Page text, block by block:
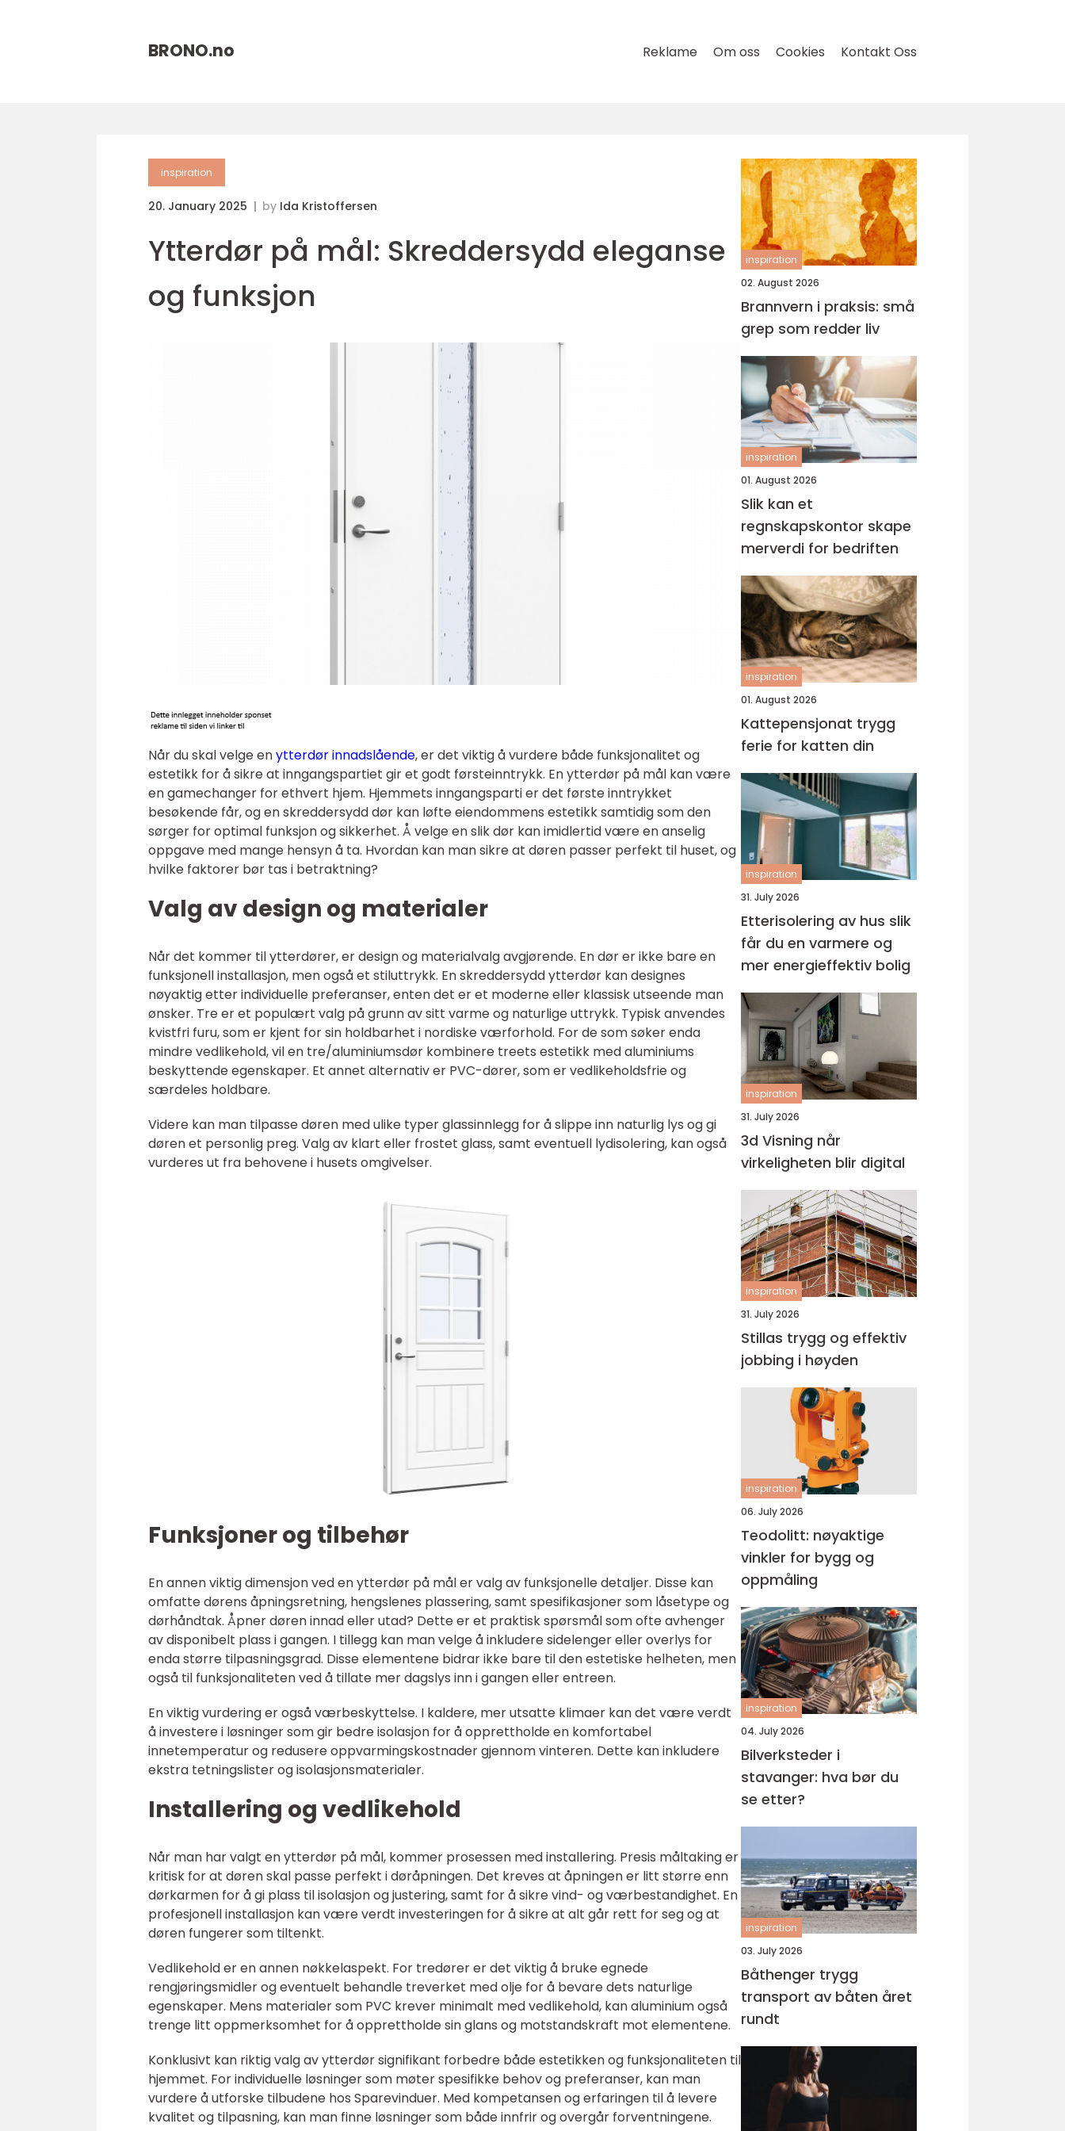
BRONO.no Reklame Om oss Cookies Kontakt Oss
inspiration
20. January 2025 by Ida Kristoffersen
Ytterdør på mål: Skreddersydd eleganse
og funksjon
Når du skal velge enytterdør innadslående, er det viktig å vurdere både funksjonalitet og
estetikk for å sikre at inngangspartiet gir et godt førsteinntrykk. En ytterdør på mål kan være
en gamechanger for ethvert hjem. Hjemmets inngangsparti er det første inntrykket
besøkende får, og en skreddersydd dør kan løfte eiendommens estetikk samtidig som den
sørger for optimal funksjon og sikkerhet. Å velge en slik dør kan imidlertid være en anselig
oppgave med mange hensyn å ta. Hvordan kan man sikre at døren passer perfekt til huset, og
hvilke faktorer bør tas i betraktning?
Valg av design og materialer
Når det kommer til ytterdører, er design og materialvalg avgjørende. En dør er ikke bare en
funksjonell installasjon, men også et stiluttrykk. En skreddersydd ytterdør kan designes
nøyaktig etter individuelle preferanser, enten det er et moderne eller klassisk utseende man
ønsker. Tre er et populært valg på grunn av sitt varme og naturlige uttrykk. Typisk anvendes
kvistfri furu, som er kjent for sin holdbarhet i nordiske værforhold. For de som søker enda
mindre vedlikehold, vil en tre/aluminiumsdør kombinere treets estetikk med aluminiums
beskyttende egenskaper. Et annet alternativ er PVC-dører, som er vedlikeholdsfrie og
særdeles holdbare.
Videre kan man tilpasse døren med ulike typer glassinnlegg for å slippe inn naturlig lys og gi
døren et personlig preg. Valg av klart eller frostet glass, samt eventuell lydisolering, kan også
vurderes ut fra behovene i husets omgivelser.
Funksjoner og tilbehør
En annen viktig dimensjon ved en ytterdør på mål er valg av funksjonelle detaljer. Disse kan
omfatte dørens åpningsretning, hengslenes plassering, samt spesifikasjoner som låsetype og
dørhåndtak. Åpner døren innad eller utad? Dette er et praktisk spørsmål som ofte avhenger
av disponibelt plass i gangen. I tillegg kan man velge å inkludere sidelenger eller overlys for
enda større tilpasningsgrad. Disse elementene bidrar ikke bare til den estetiske helheten, men
også til funksjonaliteten ved å tillate mer dagslys inn i gangen eller entreen.
En viktig vurdering er også værbeskyttelse. I kaldere, mer utsatte klimaer kan det være verdt
å investere i løsninger som gir bedre isolasjon for å opprettholde en komfortabel
innetemperatur og redusere oppvarmingskostnader gjennom vinteren. Dette kan inkludere
ekstra tetningslister og isolasjonsmaterialer.
Installering og vedlikehold
Når man har valgt en ytterdør på mål, kommer prosessen med installering. Presis måltaking er
kritisk for at døren skal passe perfekt i døråpningen. Det kreves at åpningen er litt større enn
dørkarmen for å gi plass til isolasjon og justering, samt for å sikre vind- og værbestandighet. En
profesjonell installasjon kan være verdt investeringen for å sikre at alt går rett for seg og at
døren fungerer som tiltenkt.
Vedlikehold er en annen nøkkelaspekt. For tredører er det viktig å bruke egnede
rengjøringsmidler og eventuelt behandle treverket med olje for å bevare dets naturlige
egenskaper. Mens materialer som PVC krever minimalt med vedlikehold, kan aluminium også
trenge litt oppmerksomhet for å opprettholde sin glans og motstandskraft mot elementene.
Konklusivt kan riktig valg av ytterdør signifikant forbedre både estetikken og funksjonaliteten til
hjemmet. For individuelle løsninger som møter spesifikke behov og preferanser, kan man
vurdere å utforske tilbudene hos Sparevinduer. Med kompetansen og erfaringen til å levere
kvalitet og tilpasning, kan man finne løsninger som både innfrir og overgår forventningene.
inspiration
02. August 2026
Brannvern i praksis: små
grep som redder liv
inspiration
01. August 2026
Slik kan et
regnskapskontor skape
merverdi for bedriften
inspiration
01. August 2026
Kattepensjonat trygg
ferie for katten din
inspiration
31. July 2026
Etterisolering av hus slik
får du en varmere og
mer energieffektiv bolig
inspiration
31. July 2026
3d Visning når
virkeligheten blir digital
inspiration
31. July 2026
Stillas trygg og effektiv
jobbing i høyden
inspiration
06. July 2026
Teodolitt: nøyaktige
vinkler for bygg og
oppmåling
inspiration
04. July 2026
Bilverksteder i
stavanger: hva bør du
se etter?
inspiration
03. July 2026
Båthenger trygg
transport av båten året
rundt